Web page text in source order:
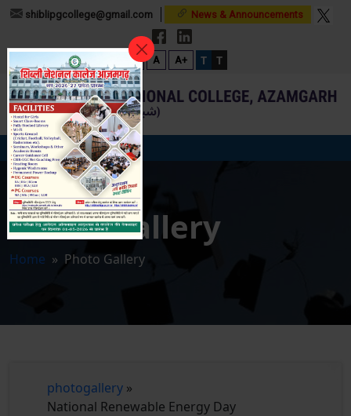
shiblipgcollege@gmail.com News & Announcements
A- A A+ T T
Photo Gallery
Home » Photo Gallery
photogallery »
National Renewable Energy Day